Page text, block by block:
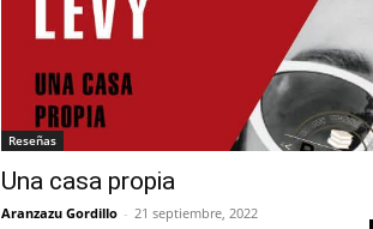
Reseñas
Una casa propia
Aranzazu Gordillo - 21 septiembre, 2022